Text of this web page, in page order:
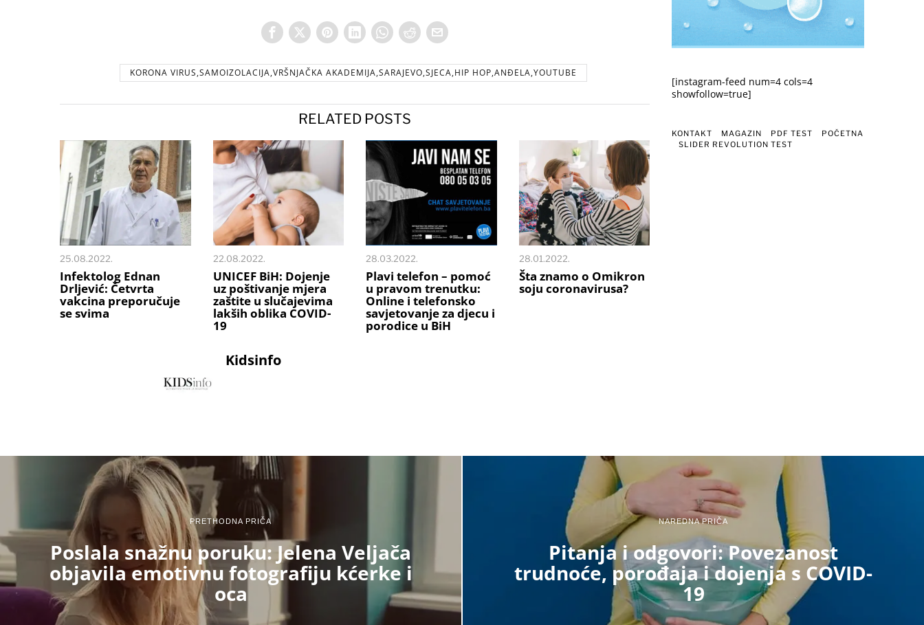
KORONA VIRUS,SAMOIZOLACIJA,VRŠNJAČKA AKADEMIJA,SARAJEVO,SJECA,HIP HOP,ANĐELA,YOUTUBE
RELATED POSTS
25.08.2022.
Infektolog Ednan
Drljević: Četvrta
vakcina preporučuje
se svima
22.08.2022.
UNICEF BiH: Dojenje
uz poštivanje mjera
zaštite u slučajevima
lakših oblika COVID-
19
28.03.2022.
Plavi telefon – pomoć
u pravom trenutku:
Online i telefonsko
savjetovanje za djecu i
porodice u BiH
28.01.2022.
Šta znamo o Omikron
soju coronavirusa?
Kidsinfo
[instagram-feed num=4 cols=4
showfollow=true]
KONTAKT MAGAZIN PDF TEST
POČETNA
SLIDER REVOLUTION TEST
PRETHODNA PRIČA
Poslala snažnu poruku: Jelena Veljača
objavila emotivnu fotografiju kćerke i
oca
NAREDNA PRIČA
Pitanja i odgovori: Povezanost
trudnoće, porođaja i dojenja s COVID-
19